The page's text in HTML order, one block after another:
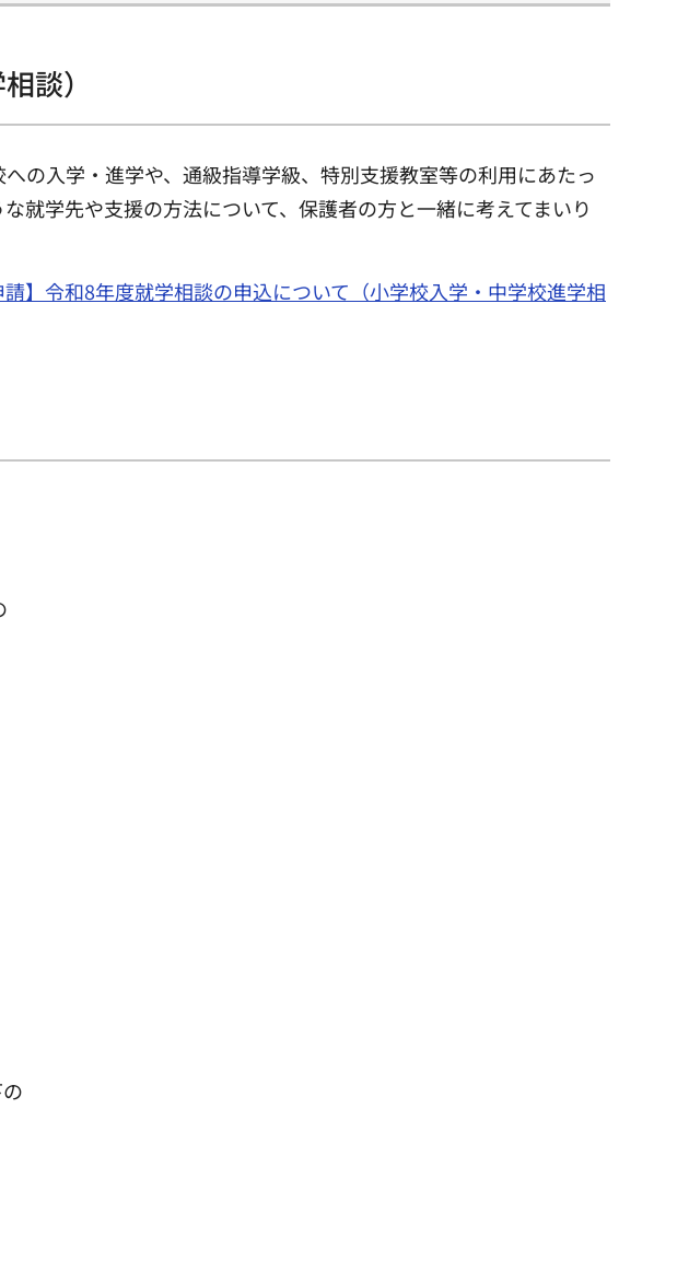
談）
の入学・進学や、通級指導学級、特別支援教室等の利用にあたっ
就学先や支援の方法について、保護者の方と一緒に考えてまいり
請】令和8年度就学相談の申込について（小学校入学・中学校進学相